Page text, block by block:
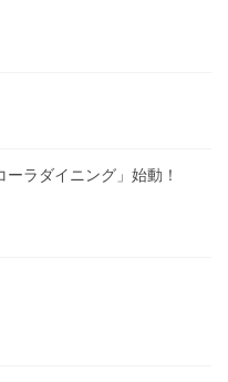
ラダイニング」始動！